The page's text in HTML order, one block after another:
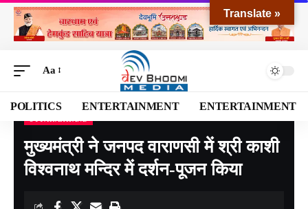
Aa
POLITICS ENTERTAINMENT ENTERTAINMENT
Devbhoomi Media >Blog>NATIONAL>UTTARAKHAND>मुख्यमंत्री ने जनपद वाराणसी में श्री काशी विश्वनाथ मन्दिर में दर्शन-पूजन किया
मुख्यमंत्री ने जनपद वाराणसी में श्री काशी
विश्वनाथ मन्दिर में दर्शन-पूजन किया
Translate »